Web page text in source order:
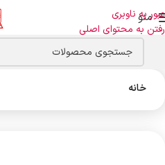
عبور به ناوبری
رفتن به محتوای اصلی
منو
خانه